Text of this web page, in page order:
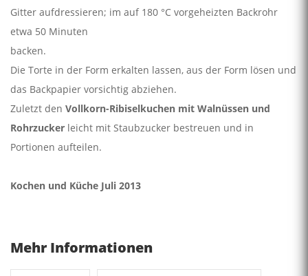
Gitter aufdressieren; im auf 180 °C vorgeheizten Backrohr
etwa 50 Minuten
backen.
Die Torte in der Form erkalten lassen, aus der Form lösen und
das Backpapier vorsichtig abziehen.
Zuletzt den Vollkorn-Ribiselkuchen mit Walnüssen und
Rohrzucker leicht mit Staubzucker bestreuen und in
Portionen aufteilen.
Kochen und Küche Juli 2013
Mehr Informationen